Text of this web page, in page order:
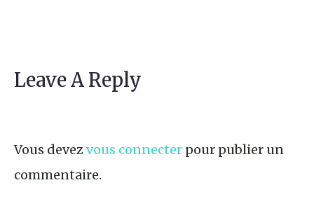
Leave A Reply
Vous devezvous connecter pour publier un
commentaire.